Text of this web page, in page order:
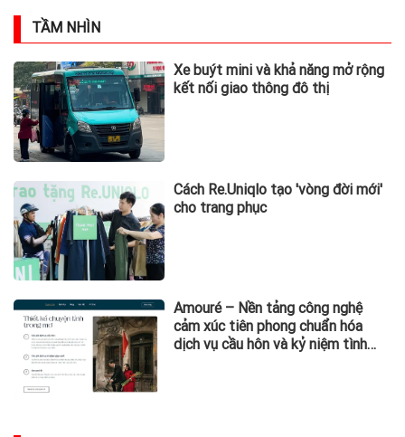
TẦM NHÌN
Xe buýt mini và khả năng mở rộng
kết nối giao thông đô thị
Cách Re.Uniqlo tạo 'vòng đời mới'
cho trang phục
Amouré – Nền tảng công nghệ
cảm xúc tiên phong chuẩn hóa
dịch vụ cầu hôn và kỷ niệm tình